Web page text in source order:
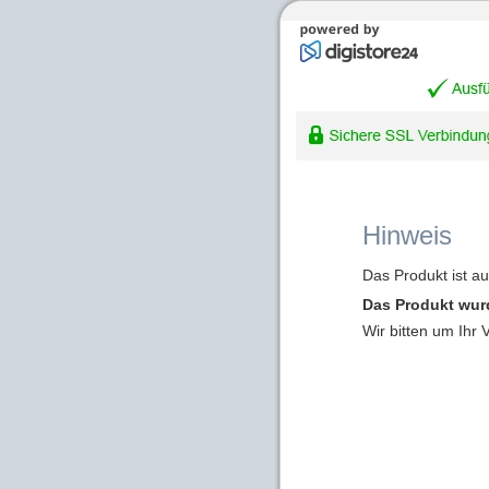
Hinweis
Das Produkt ist
Das Produkt
Wir bitten um Ihr